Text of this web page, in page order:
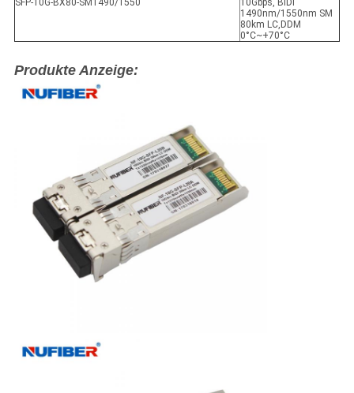
SFP-10G-BX80-SM1490/1550
10Gbps, BiDi
1490nm/1550nm SM
80km LC,DDM
0°C~+70°C
Produkte Anzeige: